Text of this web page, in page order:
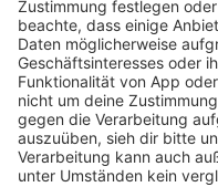
PROGRAMM